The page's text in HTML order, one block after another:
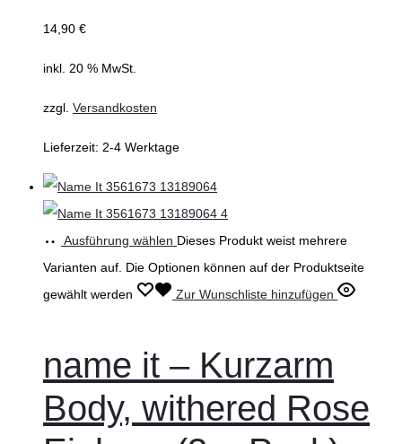
14,90 €
inkl. 20 % MwSt.
zzgl. Versandkosten
Lieferzeit: 2-4 Werktage
Ausführung wählen Dieses Produkt weist mehrere
Varianten auf. Die Optionen können auf der Produktseite
gewählt werden
Zur Wunschliste hinzufügen
name it – Kurzarm
Body, withered Rose